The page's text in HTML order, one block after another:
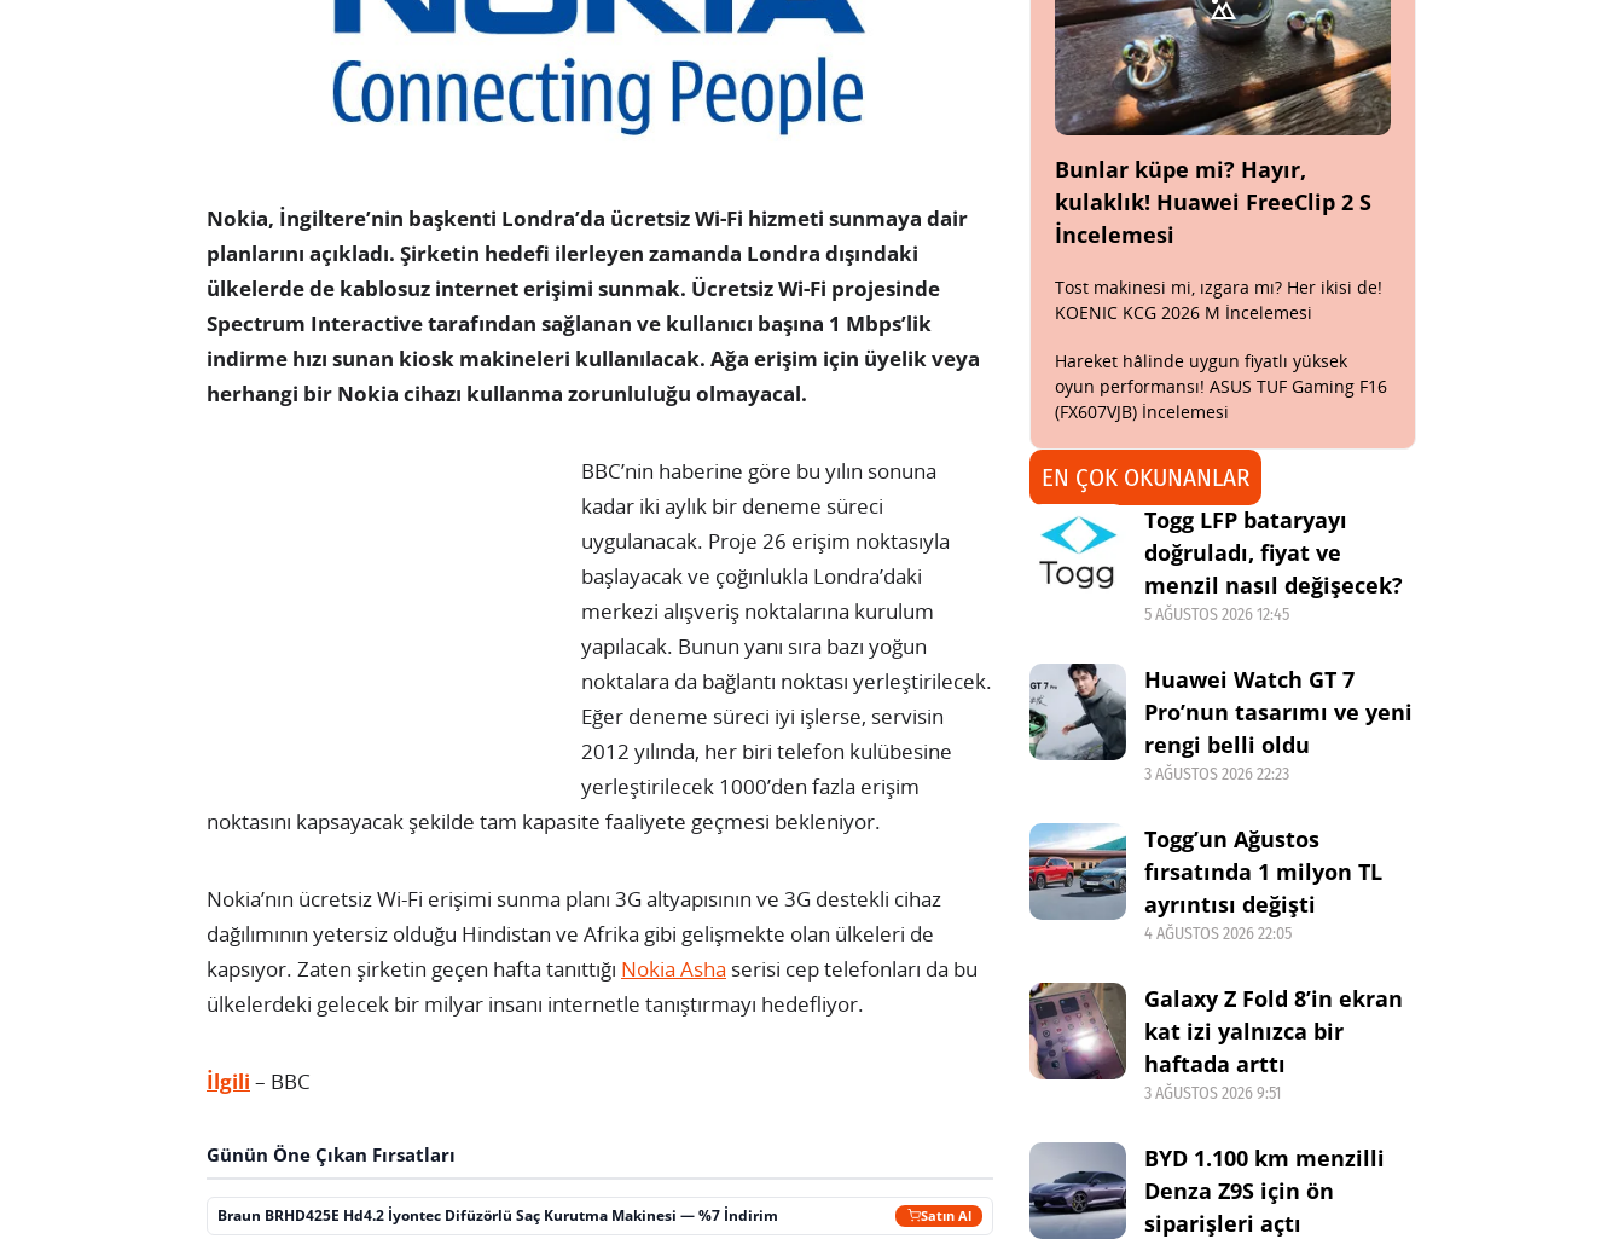
Nokia, İngiltere’nin başkenti Londra’da ücretsiz Wi-Fi hizmeti sunmaya dair
planlarını açıkladı. Şirketin hedefi ilerleyen zamanda Londra dışındaki
ülkelerde de kablosuz internet erişimi sunmak. Ücretsiz Wi-Fi projesinde
Spectrum Interactive tarafından sağlanan ve kullanıcı başına 1 Mbps’lik
indirme hızı sunan kiosk makineleri kullanılacak. Ağa erişim için üyelik veya
herhangi bir Nokia cihazı kullanma zorunluluğu olmayacal.
BBC’nin haberine göre bu yılın sonuna
kadar iki aylık bir deneme süreci
uygulanacak. Proje 26 erişim noktasıyla
başlayacak ve çoğınlukla Londra’daki
merkezi alışveriş noktalarına kurulum
yapılacak. Bunun yanı sıra bazı yoğun
noktalara da bağlantı noktası yerleştirilecek.
Eğer deneme süreci iyi işlerse, servisin
2012 yılında, her biri telefon kulübesine
yerleştirilecek 1000’den fazla erişim
noktasını kapsayacak şekilde tam kapasite faaliyete geçmesi bekleniyor.
Nokia’nın ücretsiz Wi-Fi erişimi sunma planı 3G altyapısının ve 3G destekli cihaz
dağılımının yetersiz olduğu Hindistan ve Afrika gibi gelişmekte olan ülkeleri de
kapsıyor. Zaten şirketin geçen hafta tanıttığı Nokia Asha serisi cep telefonları da bu
ülkelerdeki gelecek bir milyar insanı internetle tanıştırmayı hedefliyor.
İlgili – BBC
Günün Öne Çıkan Fırsatları
Braun BRHD425E Hd4.2 İyontec Difüzörlü Saç Kurutma Makinesi — %7 İndirim Satın Al
Bunlar küpe mi? Hayır,
kulaklık! Huawei FreeClip 2 S
İncelemesi
Tost makinesi mi, ızgara mı? Her ikisi de!
KOENIC KCG 2026 M İncelemesi
Hareket hâlinde uygun fiyatlı yüksek
oyun performansı! ASUS TUF Gaming F16
(FX607VJB) İncelemesi
EN ÇOK OKUNANLAR
Togg LFP bataryayı
doğruladı, fiyat ve
menzil nasıl değişecek?
5 AĞUSTOS 2026 12:45
Huawei Watch GT 7
Pro’nun tasarımı ve yeni
rengi belli oldu
3 AĞUSTOS 2026 22:23
Togg’un Ağustos
fırsatında 1 milyon TL
ayrıntısı değişti
4 AĞUSTOS 2026 22:05
Galaxy Z Fold 8’in ekran
kat izi yalnızca bir
haftada arttı
3 AĞUSTOS 2026 9:51
BYD 1.100 km menzilli
Denza Z9S için ön
siparişleri açtı